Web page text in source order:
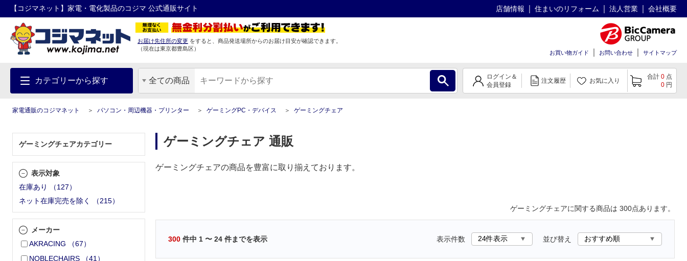
【コジマネット】家電・電化製品のコジマ 公式通販サイト 店舗情報 住まいのリフォーム 法人営業 会社概要
お届け先住所の変更 をすると、商品発送場所からのお届け目安が確認できます。
（現在は東京都豊島区）
お買い物ガイド お問い合わせ サイトマップ
カテゴリーから探す 全ての商品
ログイン＆
会員登録
注文履歴 お気に入り
合計 0 点
0 円
家電通販のコジマネット パソコン・周辺機器・プリンター ゲーミングPC・デバイス ゲーミングチェア
ゲーミングチェアカテゴリー
表示対象
在庫あり
（127）
ネット在庫完売を除く
（215）
メーカー
AKRACING
（67）
NOBLECHAIRS
（41 ）
ゲーミングチェア 通販
ゲーミングチェアの商品を豊富に取り揃えております。
ゲーミングチェアに関する商品は 300点あります。
300 件中 1 〜 24 件までを表示 表示件数 並び替え